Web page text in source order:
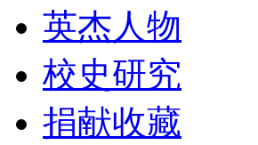
英杰人物
校史研究
捐献收藏